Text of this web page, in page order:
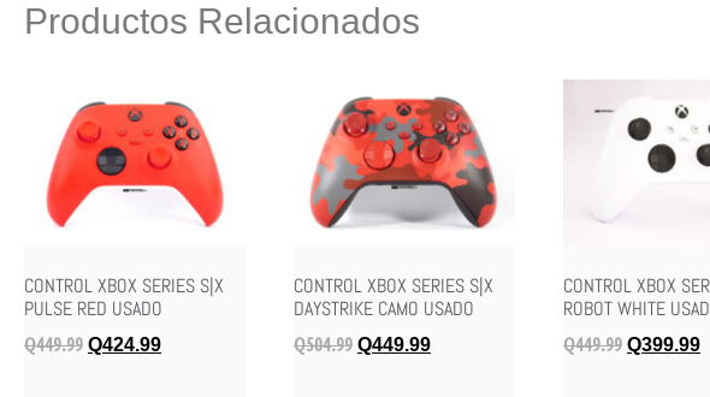
Productos Relacionados
CONTROL XBOX SERIES S|X
PULSE RED USADO
Q449.99 Q424.99
CONTROL XBOX SERIES S|X
DAYSTRIKE CAMO USADO
Q504.99 Q449.99
CONTROL XBOX
ROBOT WHITE
Q449.99 Q399.99